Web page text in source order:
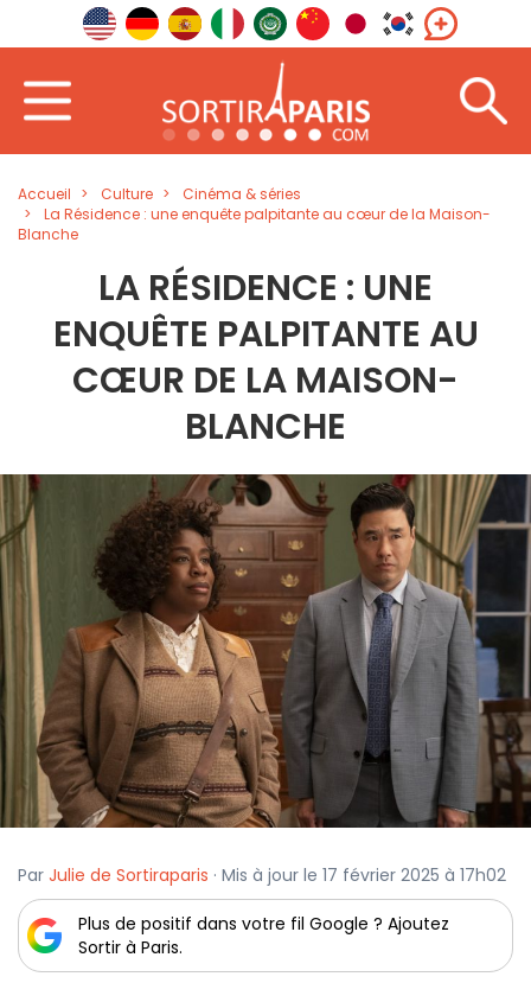
Accueil Culture
Cinéma & séries
La Résidence : une enquête palpitante au cœur de la Maison-
Blanche
LA RÉSIDENCE : UNE
ENQUÊTE PALPITANTE AU
CŒUR DE LA MAISON-
BLANCHE
Par Julie de Sortiraparis · Mis à jour le 17 février 2025 à 17h02
Plus de positif dans votre fil Google ? Ajoutez
Sortir à Paris.